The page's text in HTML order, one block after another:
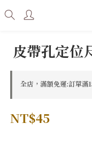
皮帶孔定位
全店，滿額免運:訂單滿
NT$45